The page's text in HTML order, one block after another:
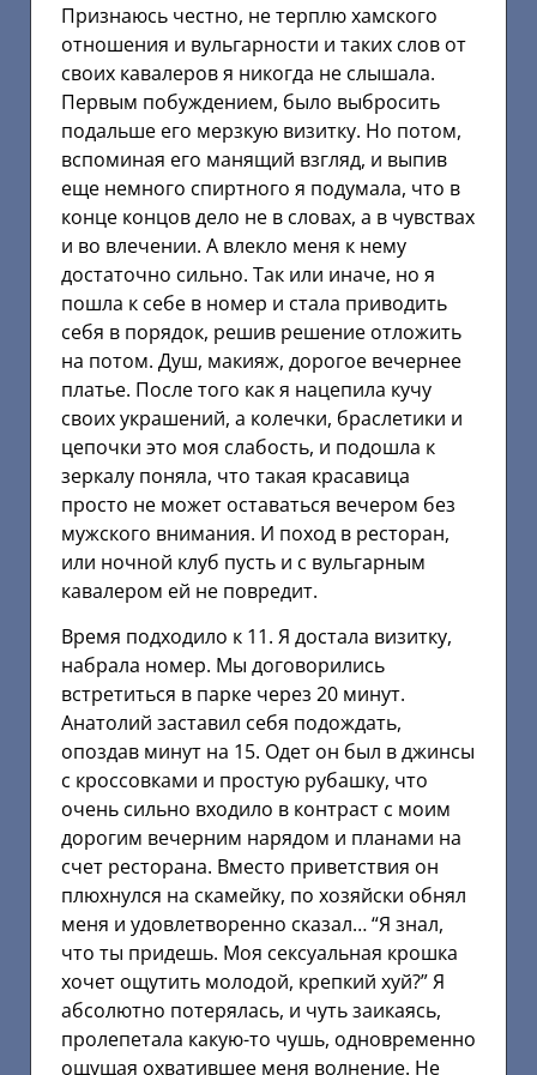
Признаюсь честно, не терплю хамского
отношения и вульгарности и таких слов от
своих кавалеров я никогда не слышала.
Первым побуждением, было выбросить
подальше его мерзкую визитку. Но потом,
вспоминая его манящий взгляд, и выпив
еще немного спиртного я подумала, что в
конце концов дело не в словах, а в чувствах
и во влечении. А влекло меня к нему
достаточно сильно. Так или иначе, но я
пошла к себе в номер и стала приводить
себя в порядок, решив решение отложить
на потом. Душ, макияж, дорогое вечернее
платье. После того как я нацепила кучу
своих украшений, а колечки, браслетики и
цепочки это моя слабость, и подошла к
зеркалу поняла, что такая красавица
просто не может оставаться вечером без
мужского внимания. И поход в ресторан,
или ночной клуб пусть и с вульгарным
кавалером ей не повредит.
Время подходило к 11. Я достала визитку,
набрала номер. Мы договорились
встретиться в парке через 20 минут.
Анатолий заставил себя подождать,
опоздав минут на 15. Одет он был в джинсы
с кроссовками и простую рубашку, что
очень сильно входило в контраст с моим
дорогим вечерним нарядом и планами на
счет ресторана. Вместо приветствия он
плюхнулся на скамейку, по хозяйски обнял
меня и удовлетворенно сказал… “Я знал,
что ты придешь. Моя сексуальная крошка
хочет ощутить молодой, крепкий хуй?” Я
абсолютно потерялась, и чуть заикаясь,
пролепетала какую-то чушь, одновременно
ощущая охватившее меня волнение. Не